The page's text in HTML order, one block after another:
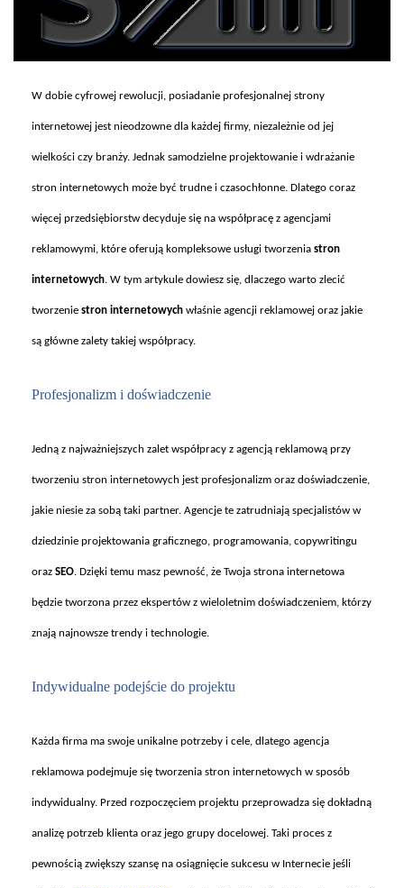
W dobie cyfrowej rewolucji, posiadanie profesjonalnej strony
internetowej jest nieodzowne dla każdej firmy, niezależnie od jej
wielkości czy branży. Jednak samodzielne projektowanie i wdrażanie
stron internetowych może być trudne i czasochłonne. Dlatego coraz
więcej przedsiębiorstw decyduje się na współpracę z agencjami
reklamowymi, które oferują kompleksowe usługi tworzenia stron
internetowych. W tym artykule dowiesz się, dlaczego warto zlecić
tworzenie stron internetowych właśnie agencji reklamowej oraz jakie
są główne zalety takiej współpracy.
Profesjonalizm i doświadczenie
Jedną z najważniejszych zalet współpracy z agencją reklamową przy
tworzeniu stron internetowych jest profesjonalizm oraz doświadczenie,
jakie niesie za sobą taki partner. Agencje te zatrudniają specjalistów w
dziedzinie projektowania graficznego, programowania, copywritingu
oraz SEO. Dzięki temu masz pewność, że Twoja strona internetowa
będzie tworzona przez ekspertów z wieloletnim doświadczeniem, którzy
znają najnowsze trendy i technologie.
Indywidualne podejście do projektu
Każda firma ma swoje unikalne potrzeby i cele, dlatego agencja
reklamowa podejmuje się tworzenia stron internetowych w sposób
indywidualny. Przed rozpoczęciem projektu przeprowadza się dokładną
analizę potrzeb klienta oraz jego grupy docelowej. Taki proces z
pewnością zwiększy szansę na osiągnięcie sukcesu w Internecie jeśli